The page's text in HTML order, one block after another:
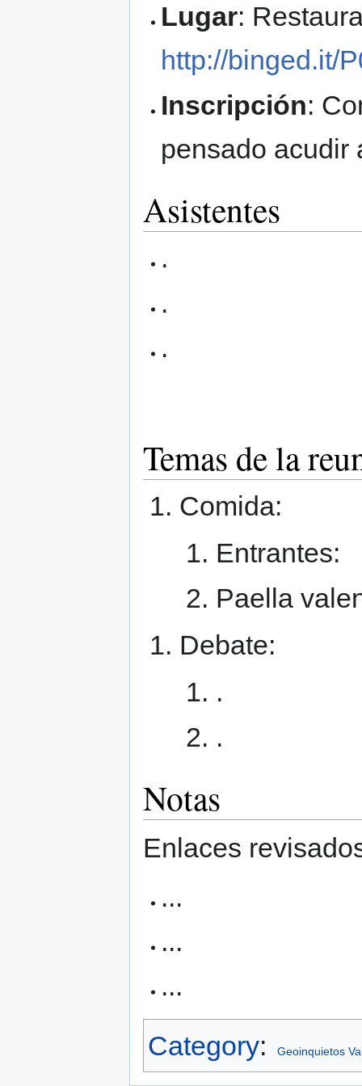
Lugar:
http://binged.it/
Inscripción:
pensado acudir
Asistentes
.
.
.
Temas de la
Comida:
Entrantes:
Paella
Debate:
.
.
Notas
Enlaces
...
...
...
Category: Geoinquietos